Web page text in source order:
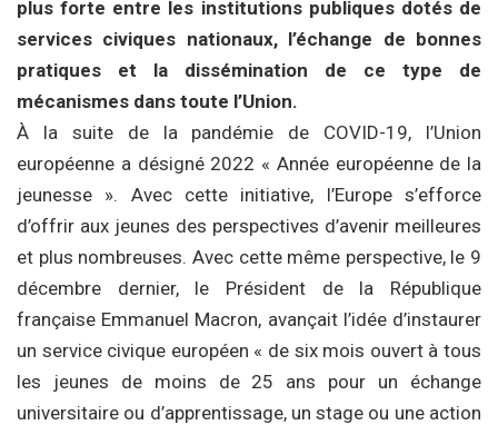
plus forte entre les institutions publiques dotés de
services civiques nationaux, l’échange de bonnes
pratiques et la dissémination de ce type de
mécanismes dans toute l’Union.
À la suite de la pandémie de COVID-19, l’Union
européenne a désigné 2022 « Année européenne de la
jeunesse ». Avec cette initiative, l’Europe s’efforce
d’offrir aux jeunes des perspectives d’avenir meilleures
et plus nombreuses. Avec cette même perspective, le 9
décembre dernier, le Président de la République
française Emmanuel Macron, avançait l’idée d’instaurer
un service civique européen « de six mois ouvert à tous
les jeunes de moins de 25 ans pour un échange
universitaire ou d’apprentissage, un stage ou une action